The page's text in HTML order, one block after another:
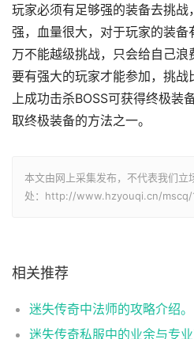
玩家必须有足够强的装备去挑战
强，血量很大，对于玩家的装
万不能越级挑战，只会给自己
要有强大的玩家才能参加，挑战
上成功击杀BOSS可获得终极装
取终极装备的方法之一。
本文由网上采集发布，不代表我们立
处：http://www.hzyouqi.cn/mscq/
相关推荐
迷失传奇中法师的攻略介绍。
迷失传奇私服中的业余与专